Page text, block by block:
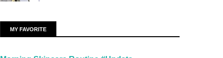
MY FAVORITE